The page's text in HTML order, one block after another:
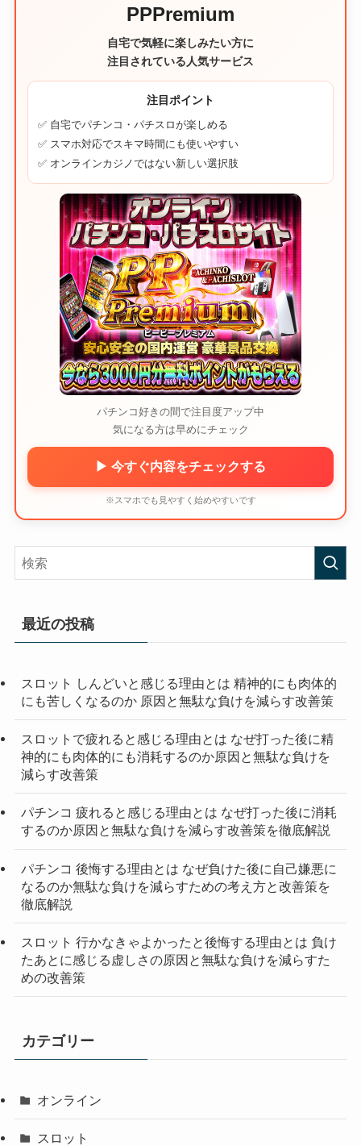
PPPremium
自宅で気軽に楽しみたい方に
注目されている人気サービス
注目ポイント
✅ 自宅でパチンコ・パチスロが楽しめる
✅ スマホ対応でスキマ時間にも使いやすい
✅ オンラインカジノではない新しい選択肢
パチンコ好きの間で注目度アップ中
気になる方は早めにチェック
▶ 今すぐ内容をチェックする
※スマホでも見やすく始めやすいです
最近の投稿
スロット しんどいと感じる理由とは 精神的にも肉体的
にも苦しくなるのか 原因と無駄な負けを減らす改善策
スロットで疲れると感じる理由とは なぜ打った後に精
神的にも肉体的にも消耗するのか原因と無駄な負けを
減らす改善策
パチンコ 疲れると感じる理由とは なぜ打った後に消耗
するのか原因と無駄な負けを減らす改善策を徹底解説
パチンコ 後悔する理由とは なぜ負けた後に自己嫌悪に
なるのか無駄な負けを減らすための考え方と改善策を
徹底解説
スロット 行かなきゃよかったと後悔する理由とは 負け
たあとに感じる虚しさの原因と無駄な負けを減らすた
めの改善策
カテゴリー
オンライン
スロット